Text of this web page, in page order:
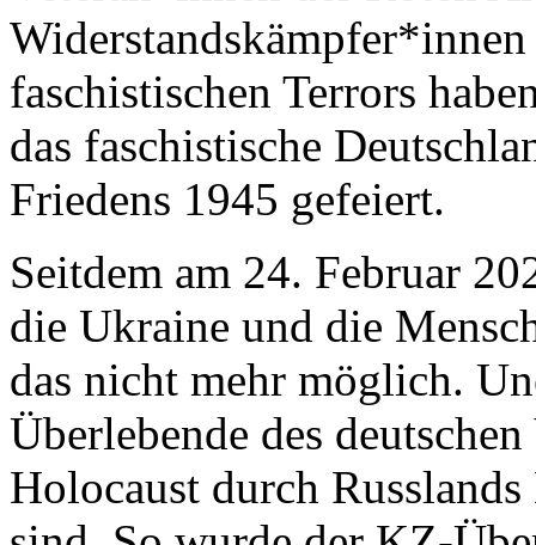
faschistischen Terrors
das faschistische
Friedens 1945 gefeiert.
Seitdem am 24. Februar
die Ukraine und die
das nicht mehr möglich.
Überlebende des
Holocaust durch